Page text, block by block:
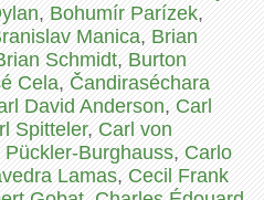
,Bohumír Parízek,
Manica,Brian
Schmidt,Burton
Cela,Čandiraséchara
David Anderson,Carl
Spitteler,Carl von
Pückler-Burghauss,Carlo
Lamas,Cecil Frank